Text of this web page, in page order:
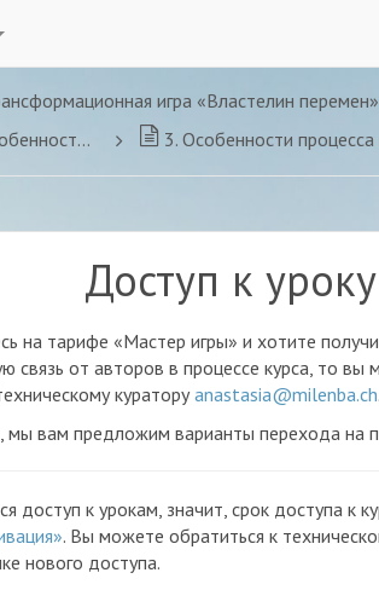
игра «Властелин перемен»
Виды запросов
3. Особенности процесса постановки
Доступ к
на тарифе «Мастер игры» и хотите
связь от авторов в процессе курса, то
кураторуanastasia@milenba.ch.
мы вам предложим варианты перехода
доступ к урокам, значит, срок доступа к
. Вы можете обратиться к
нового доступа.